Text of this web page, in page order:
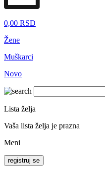
0,00 RSD
Žene
Muškarci
Novo
Lista želja
Vaša lista želja je prazna
Meni
registruj se